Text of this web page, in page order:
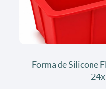
Forma de Silicone